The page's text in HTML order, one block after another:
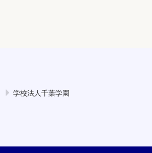
学校法人千葉学園